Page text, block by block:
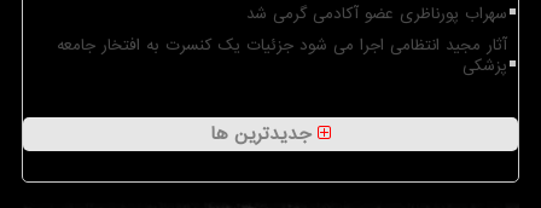
سهراب پورناظری عضو آکادمی گرمی شد
آثار مجید انتظامی اجرا می شود جزئیات یک کنسرت به افتخار جامعه
پزشکی
جدیدترین ها